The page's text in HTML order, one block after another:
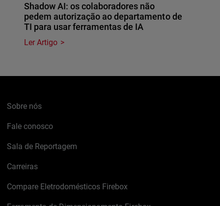
Shadow AI: os colaboradores não
pedem autorização ao departamento de
TI para usar ferramentas de IA
Ler Artigo
Sobre nós
Fale conosco
Sala de Reportagem
Carreiras
Compare Eletrodomésticos Firebox